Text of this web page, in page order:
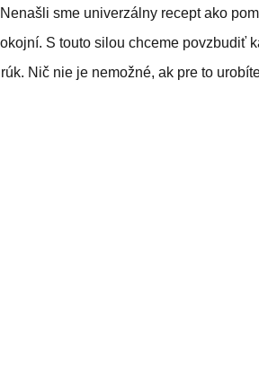
sme univerzálny recept ako
S touto silou chceme povzbudiť
Nič nie je nemožné, ak pre to